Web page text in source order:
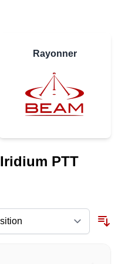
Rayonner
PTT